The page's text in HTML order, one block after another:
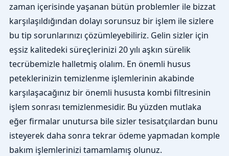
zaman içerisinde yaşanan bütün problemler ile bizzat
karşılaşıldığından dolayı sorunsuz bir işlem ile sizlere
bu tip sorunlarınızı çözümleyebiliriz. Gelin sizler için
eşsiz kalitedeki süreçlerinizi 20 yılı aşkın sürelik
tecrübemizle halletmiş olalım. En önemli husus
peteklerinizin temizlenme işlemlerinin akabinde
karşılaşacağınız bir önemli hususta kombi filtresinin
işlem sonrası temizlenmesidir. Bu yüzden mutlaka
eğer firmalar unutursa bile sizler tesisatçılardan bunu
isteyerek daha sonra tekrar ödeme yapmadan komple
bakım işlemlerinizi tamamlamış olunuz.